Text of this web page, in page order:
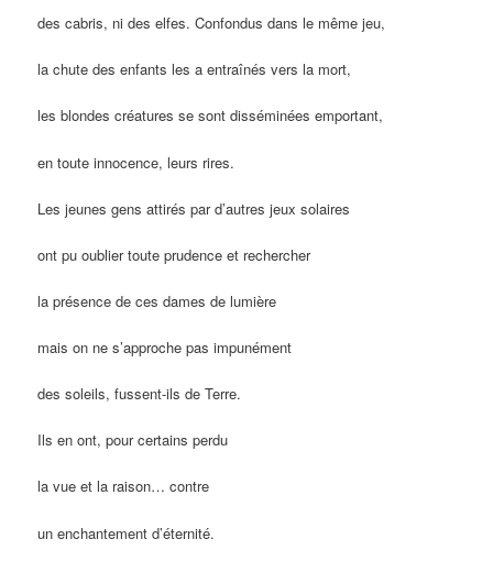
des cabris, ni des elfes. Confondus dans le même jeu,
la chute des enfants les a entraînés vers la mort,
les blondes créatures se sont disséminées emportant,
en toute innocence, leurs rires.
Les jeunes gens attirés par d’autres jeux solaires
ont pu oublier toute prudence et rechercher
la présence de ces dames de lumière
mais on ne s’approche pas impunément
des soleils, fussent-ils de Terre.
Ils en ont, pour certains perdu
la vue et la raison… contre
un enchantement d’éternité.